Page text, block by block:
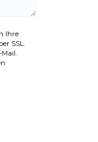
Ihre
SSL.